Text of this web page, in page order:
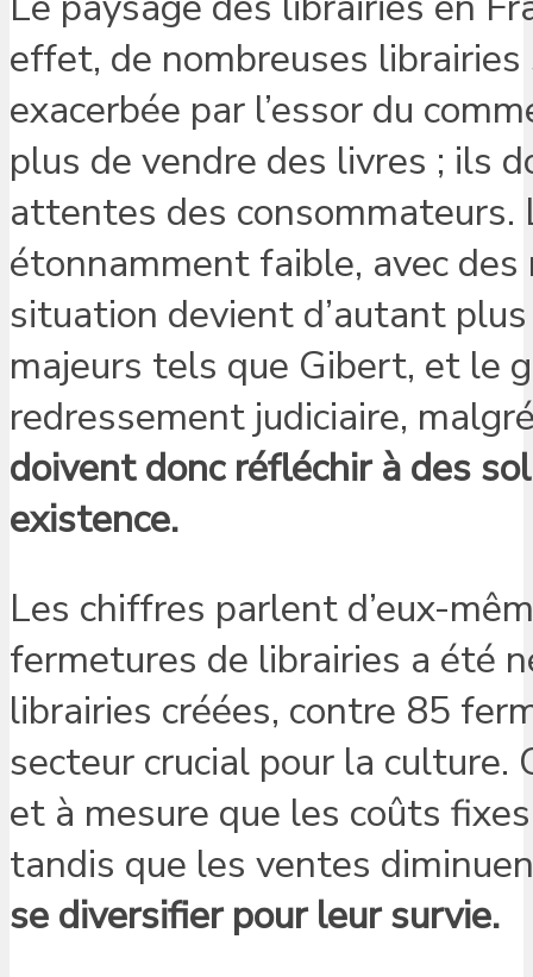
effet, de nombreuses
exacerbée par l’essor du
plus de vendre des livres ; ils
attentes des
étonnamment faible, avec
situation devient d’autant
majeurs tels que Gibert, et le
redressement judiciaire,
doivent donc réfléchir à des
existence.
Les chiffres parlent d’eux-
fermetures de librairies a été
librairies créées, contre 85
secteur crucial pour la
et à mesure que les coûts
tandis que les ventes
se diversifier pour leur survie.